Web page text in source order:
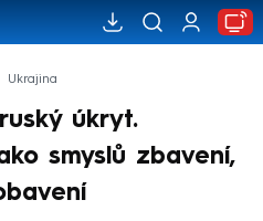
Ukrajina
úkryt.
smyslů zbavení,